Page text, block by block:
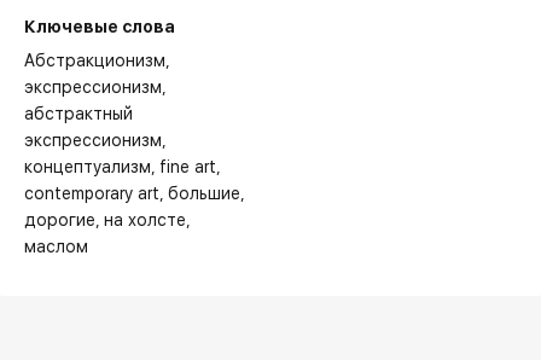
Ключевые слова
Абстракционизм
экспрессионизм
абстрактный
экспрессионизм
концептуализм fine art
contemporary art большие
дорогие на холсте
маслом